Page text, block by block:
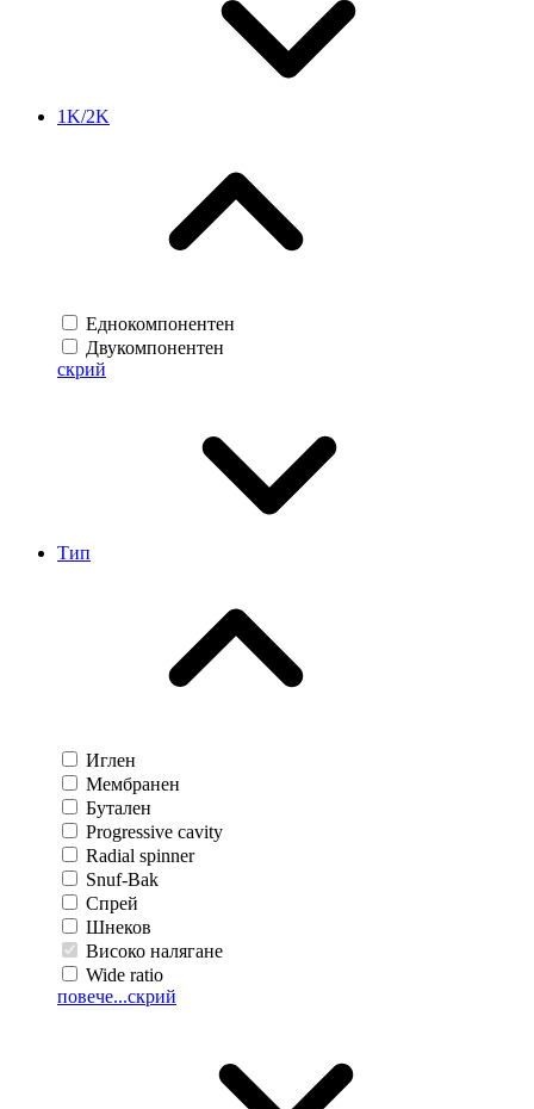
1K/2K
Еднокомпонентен
Двукомпонентен
скрий
Тип
Иглен
Мембранен
Бутален
Progressive cavity
Radial spinner
Snuf-Bak
Спрей
Шнеков
Високо налягане
Wide ratio
повече...скрий